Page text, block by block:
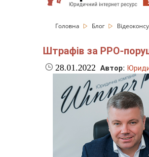
Головна Блог
Штрафів за РРО-
28.01.2022 Автор: